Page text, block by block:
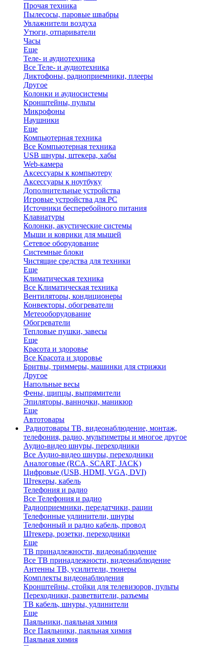
Прочая техника
Пылесосы, паровые швабры
Увлажнители воздуха
Утюги, отпариватели
Часы
Еще
Теле- и аудиотехника
Все Теле- и аудиотехника
Диктофоны, радиоприемники, плееры
Другое
Колонки и аудиосистемы
Кронштейны, пульты
Микрофоны
Наушники
Еще
Компьютерная техника
Все Компьютерная техника
USB шнуры, штекера, хабы
Web-камера
Аксессуары к компьютеру
Аксессуары к ноутбуку
Дополнительные устройства
Игровые устройства для PC
Источники бесперебойного питания
Клавиатуры
Колонки, акустические системы
Мыши и коврики для мышей
Сетевое оборудование
Системные блоки
Чистящие средства для техники
Еще
Климатическая техника
Все Климатическая техника
Вентиляторы, кондиционеры
Конвекторы, обогреватели
Метеооборудование
Обогреватели
Тепловые пушки, завесы
Еще
Красота и здоровье
Все Красота и здоровье
Бритвы, триммеры, машинки для стрижки
Другое
Напольные весы
Фены, щипцы, выпрямители
Эпиляторы, ванночки, маникюр
Еще
Автотовары
Радиотовары ТВ, видеонаблюдение, монтаж,
телефония, радио, мультиметры и многое другое
Аудио-видео шнуры, переходники
Все Аудио-видео шнуры, переходники
Аналоговые (RCA, SCART, JACK)
Цифровые (USB, HDMI, VGA, DVI)
Штекеры, кабель
Телефония и радио
Все Телефония и радио
Радиоприемники, передатчики, рации
Телефонные удлинители, шнуры
Телефонный и радио кабель, провод
Штекера, розетки, переходники
Еще
ТВ принадлежности, видеонаблюдение
Все ТВ принадлежности, видеонаблюдение
Антенны ТВ, усилители, тюнеры
Комплекты видеонаблюдения
Кронштейны, стойки для телевизоров, пульты
Переходники, разветвители, разъемы
ТВ кабель, шнуры, удлинители
Еще
Паяльники, паяльная химия
Все Паяльники, паяльная химия
Паяльная химия